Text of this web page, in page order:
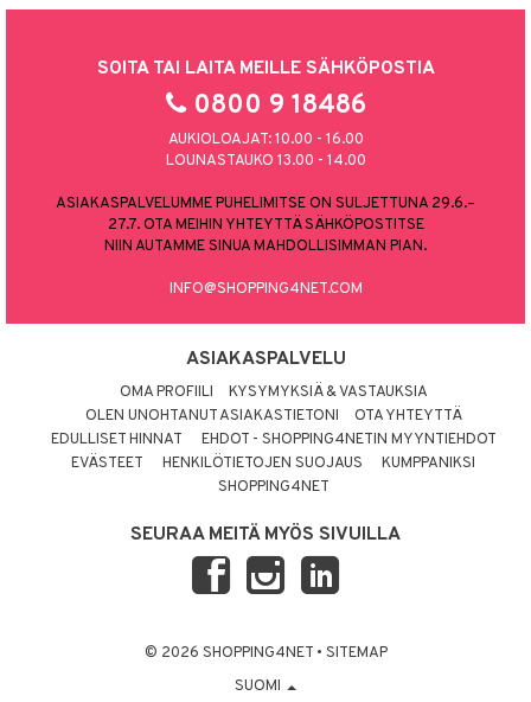
SOITA TAI LAITA MEILLE SÄHKÖPOSTIA
0800 9 18486
AUKIOLOAJAT: 10.00 - 16.00
LOUNASTAUKO 13.00 - 14.00
ASIAKASPALVELUMME PUHELIMITSE ON SULJETTUNA 29.6.–
27.7. OTA MEIHIN YHTEYTTÄ SÄHKÖPOSTITSE
NIIN AUTAMME SINUA MAHDOLLISIMMAN PIAN.
INFO@SHOPPING4NET.COM
ASIAKASPALVELU
OMA PROFIILI
KYSYMYKSIÄ & VASTAUKSIA
OLEN UNOHTANUT ASIAKASTIETONI
OTA YHTEYTTÄ
EDULLISET HINNAT
EHDOT - SHOPPING4NETIN MYYNTIEHDOT
EVÄSTEET
HENKILÖTIETOJEN SUOJAUS
KUMPPANIKSI
SHOPPING4NET
SEURAA MEITÄ MYÖS SIVUILLA
© 2026 SHOPPING4NET • SITEMAP
SUOMI